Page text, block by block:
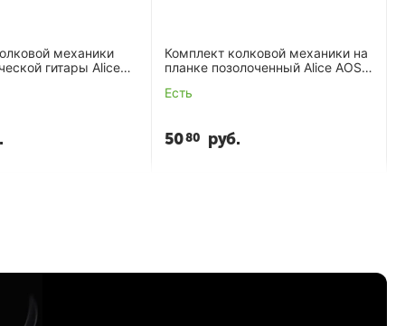
механики
гитары Alice
Комплект колковой механики на
планке позолоченный Alice AOS-
Есть
5080 руб.